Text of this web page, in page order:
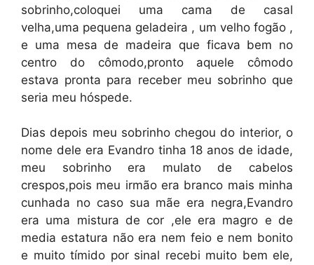
sobrinho,coloquei uma cama de casal
velha,uma pequena geladeira , um velho fogão ,
e uma mesa de madeira que ficava bem no
centro do cômodo,pronto aquele cômodo
estava pronta para receber meu sobrinho que
seria meu hóspede.
Dias depois meu sobrinho chegou do interior, o
nome dele era Evandro tinha 18 anos de idade,
meu sobrinho era mulato de cabelos
crespos,pois meu irmão era branco mais minha
cunhada no caso sua mãe era negra,Evandro
era uma mistura de cor ,ele era magro e de
media estatura não era nem feio e nem bonito
e muito tímido por sinal recebi muito bem ele,